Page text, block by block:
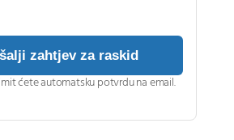
zahtjev za raskid
ćete automatsku potvrdu na email.